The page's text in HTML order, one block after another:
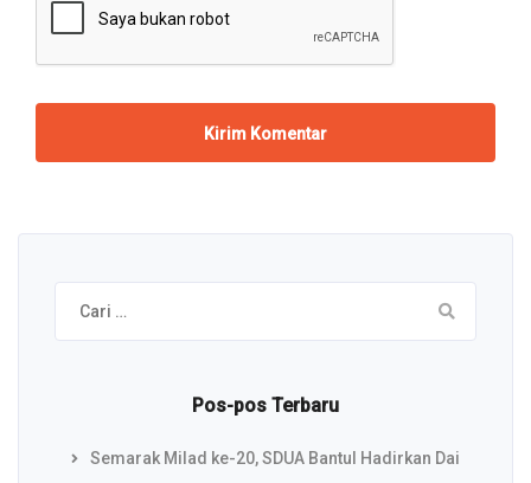
Cari
untuk:
Pos-pos Terbaru
Semarak Milad ke-20, SDUA Bantul Hadirkan Dai